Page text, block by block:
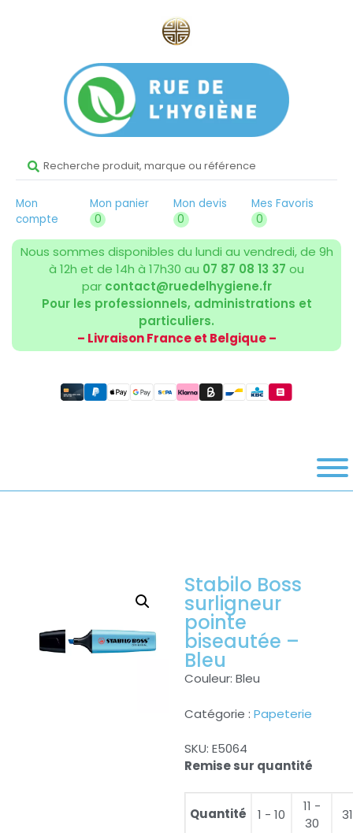
Mon
compte
Mon panier
0
Mon devis
0
Mes Favoris
0
Nous sommes disponibles du lundi au vendredi, de 9h
à 12h et de 14h à 17h30 au 07 87 08 13 37 ou
par contact@ruedelhygiene.fr
Pour les professionnels, administrations et
particuliers.
– Livraison France et Belgique –
Stabilo Boss
surligneur
pointe
biseautée –
Bleu
Couleur: Bleu
Catégorie : Papeterie
SKU: E5064
Remise sur quantité
Quantité 1 - 10
11 -
30